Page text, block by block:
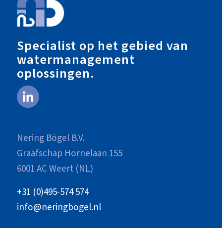
Specialist op het gebied van
watermanagement
oplossingen.
Nering Bögel B.V.
Graafschap Hornelaan 155
6001 AC Weert (NL)
+31 (0)495-574 574
info@neringbogel.nl